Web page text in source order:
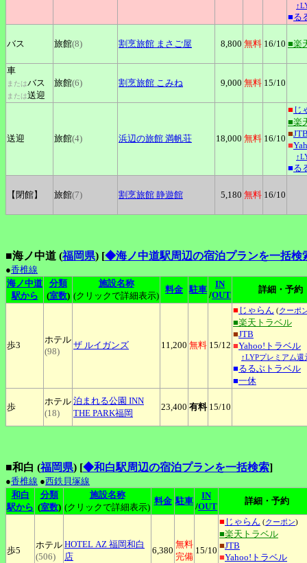
■る
バス 旅館(8) 割烹旅館 まさご屋 8,800 無料 16/10 ■楽
車
またはバス
または送迎
旅館(6) 割烹旅館 こみね 9,000 無料 15/10
送迎 旅館(4) 浜辺の旅館 満帆荘 18,000 無料 16/10
■ じ
■楽
■
■
■る
【閉館】 旅館(7) 割烹旅館 静遊館 5,180 無料 16/10
■海ノ中道 (福岡県) [◆海ノ中道駅周辺の宿泊プランを一括検
●香椎線
海ノ中道
駅から
分類
(室数)
施設名称
(クリックで詳細表示)
料金 駐車
IN
/OUT
詳細・予約
歩3
ホテル
(98)
ザ ルイガンズ 11,200 無料 15/12
■ じゃらん (クーポ
■楽天トラベル
■JTB
■Yahoo!トラベル
↑LYPプレミアム還
■るるぶトラベル
■一休
歩
ホテル
(18)
泊まれる公園 INN
THE PARK福岡
23,400 有料 15/10
■和白 (福岡県) [◆和白駅周辺の宿泊プランを一括検索]
●香椎線 ●西鉄貝塚線
和白
駅から
分類
(室数)
施設名称
(クリックで詳細表示)
料金 駐車
IN
/OUT
詳細・予約
歩5
ホテル
(506)
HOTEL AZ 福岡和白
店
6,380
無料
完備
15/10
■ じゃらん (クーポン)
■楽天トラベル
■JTB
■Yahoo!トラベル